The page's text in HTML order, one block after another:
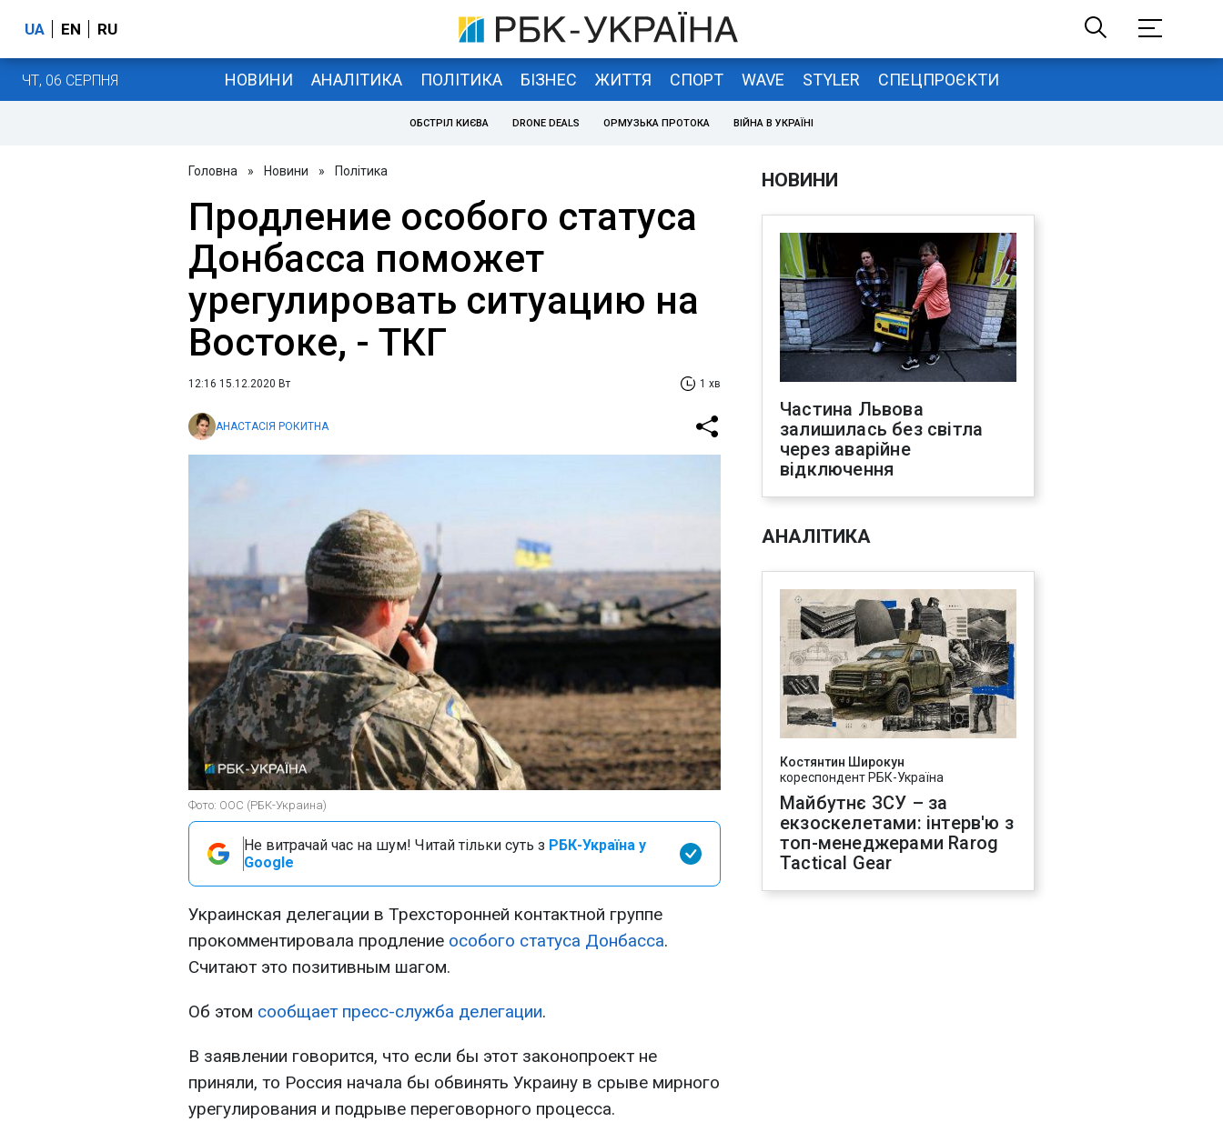
UA EN RU
ЧТ, 06 СЕРПНЯ НОВИНИ АНАЛІТИКА ПОЛІТИКА БІЗНЕС ЖИТТЯ СПОРТ WAVE STYLER СПЕЦПРОЄКТИ
ОБСТРІЛ КИЄВА DRONE DEALS ОРМУЗЬКА ПРОТОКА ВІЙНА В УКРАЇНІ
Головна » Новини » Політика
Продление особого статуса
Донбасса поможет
урегулировать ситуацию на
Востоке, - ТКГ
12:16 15.12.2020 Вт 1 хв
АНАСТАСІЯ РОКИТНА
Фото: ООС (РБК-Украина)
Не витрачай час на шум! Читай тільки суть з РБК-Україна у
Google
Украинская делегации в Трехсторонней контактной группе
прокомментировала продление особого статуса Донбасса.
Считают это позитивным шагом.
Об этом сообщает пресс-служба делегации.
В заявлении говорится, что если бы этот законопроект не
приняли, то Россия начала бы обвинять Украину в срыве мирного
урегулирования и подрыве переговорного процесса.
НОВИНИ
Частина Львова
залишилась без світла
через аварійне
відключення
АНАЛІТИКА
Костянтин Широкун
кореспондент РБК-Україна
Майбутнє ЗСУ – за
екзоскелетами: інтерв'ю з
топ-менеджерами Rarog
Tactical Gear